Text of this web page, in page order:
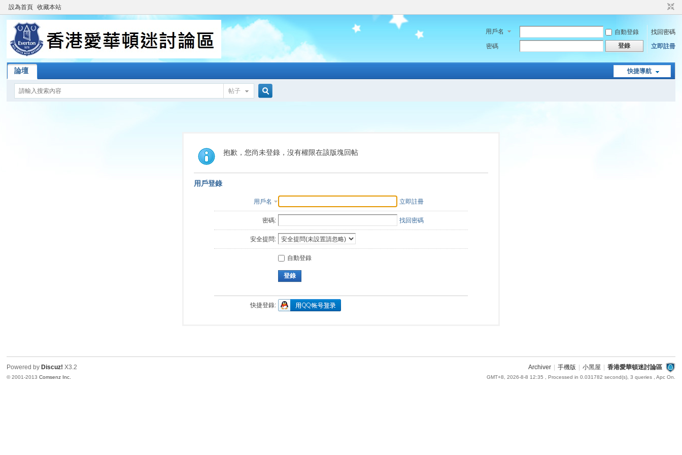
設為首頁 收藏本站
用戶名 自動登錄
找回密碼
密碼
登錄 立即註冊
快捷導航
論壇
帖子
索
抱歉，您尚未登錄，沒有權限在該版塊回帖
用戶登錄
用戶名 立即註冊
密碼: 找回密碼
安全提問:
自動登錄
登錄
快捷登錄:
Archiver 手機版 小黑屋 香港愛華頓迷討論區
GMT+8, 2026-8-8 12:35 , Processed in 0.031782 second(s), 3 queries , Apc On.
Powered by Discuz! X3.2
© 2001-2013Comsenz Inc.